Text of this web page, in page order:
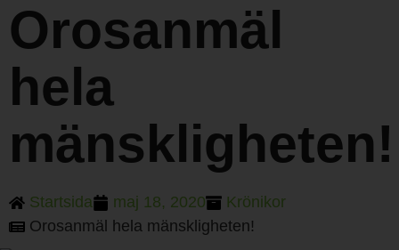
Orosanmäl
hela
mänskligheten!
Startsida maj 18, 2020
Krönikor
Orosanmäl hela mänskligheten!